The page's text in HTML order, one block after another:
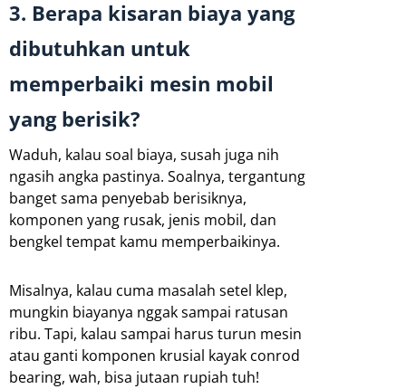
3. Berapa kisaran biaya yang
dibutuhkan untuk
memperbaiki mesin mobil
yang berisik?
Waduh, kalau soal biaya, susah juga nih
ngasih angka pastinya. Soalnya, tergantung
banget sama penyebab berisiknya,
komponen yang rusak, jenis mobil, dan
bengkel tempat kamu memperbaikinya.
Misalnya, kalau cuma masalah setel klep,
mungkin biayanya nggak sampai ratusan
ribu. Tapi, kalau sampai harus turun mesin
atau ganti komponen krusial kayak conrod
bearing, wah, bisa jutaan rupiah tuh!